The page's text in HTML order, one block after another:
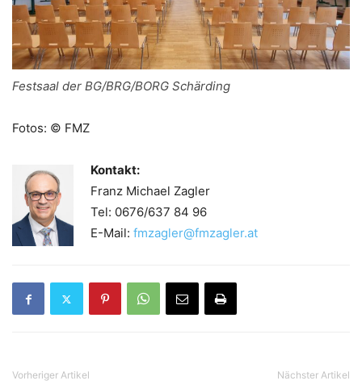
Festsaal der BG/BRG/BORG Schärding
Fotos: © FMZ
Kontakt:
Franz Michael Zagler
Tel: 0676/637 84 96
E-Mail: fmzagler@fmzagler.at
Vorheriger Artikel Nächster Artikel